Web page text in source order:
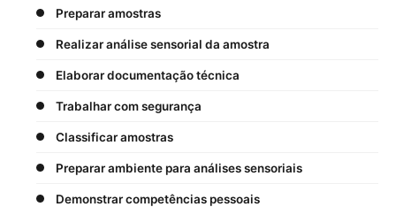
Preparar amostras
Realizar análise sensorial da amostra
Elaborar documentação técnica
Trabalhar com segurança
Classificar amostras
Preparar ambiente para análises sensoriais
Demonstrar competências pessoais